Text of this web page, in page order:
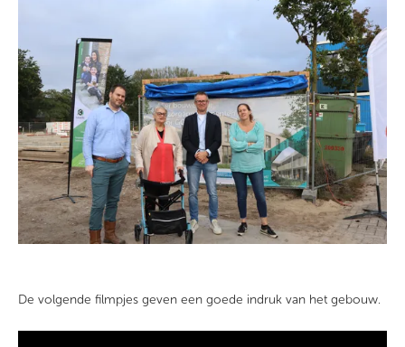
De volgende filmpjes geven een goede indruk van het gebouw.